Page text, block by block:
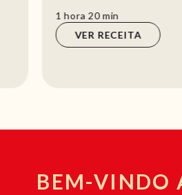
prática...
hora
hora 20min
min
VER RECEITA
BEM-VINDO